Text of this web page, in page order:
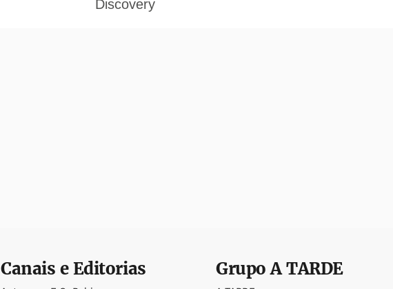
Canais e Editorias GrupoA TARDE